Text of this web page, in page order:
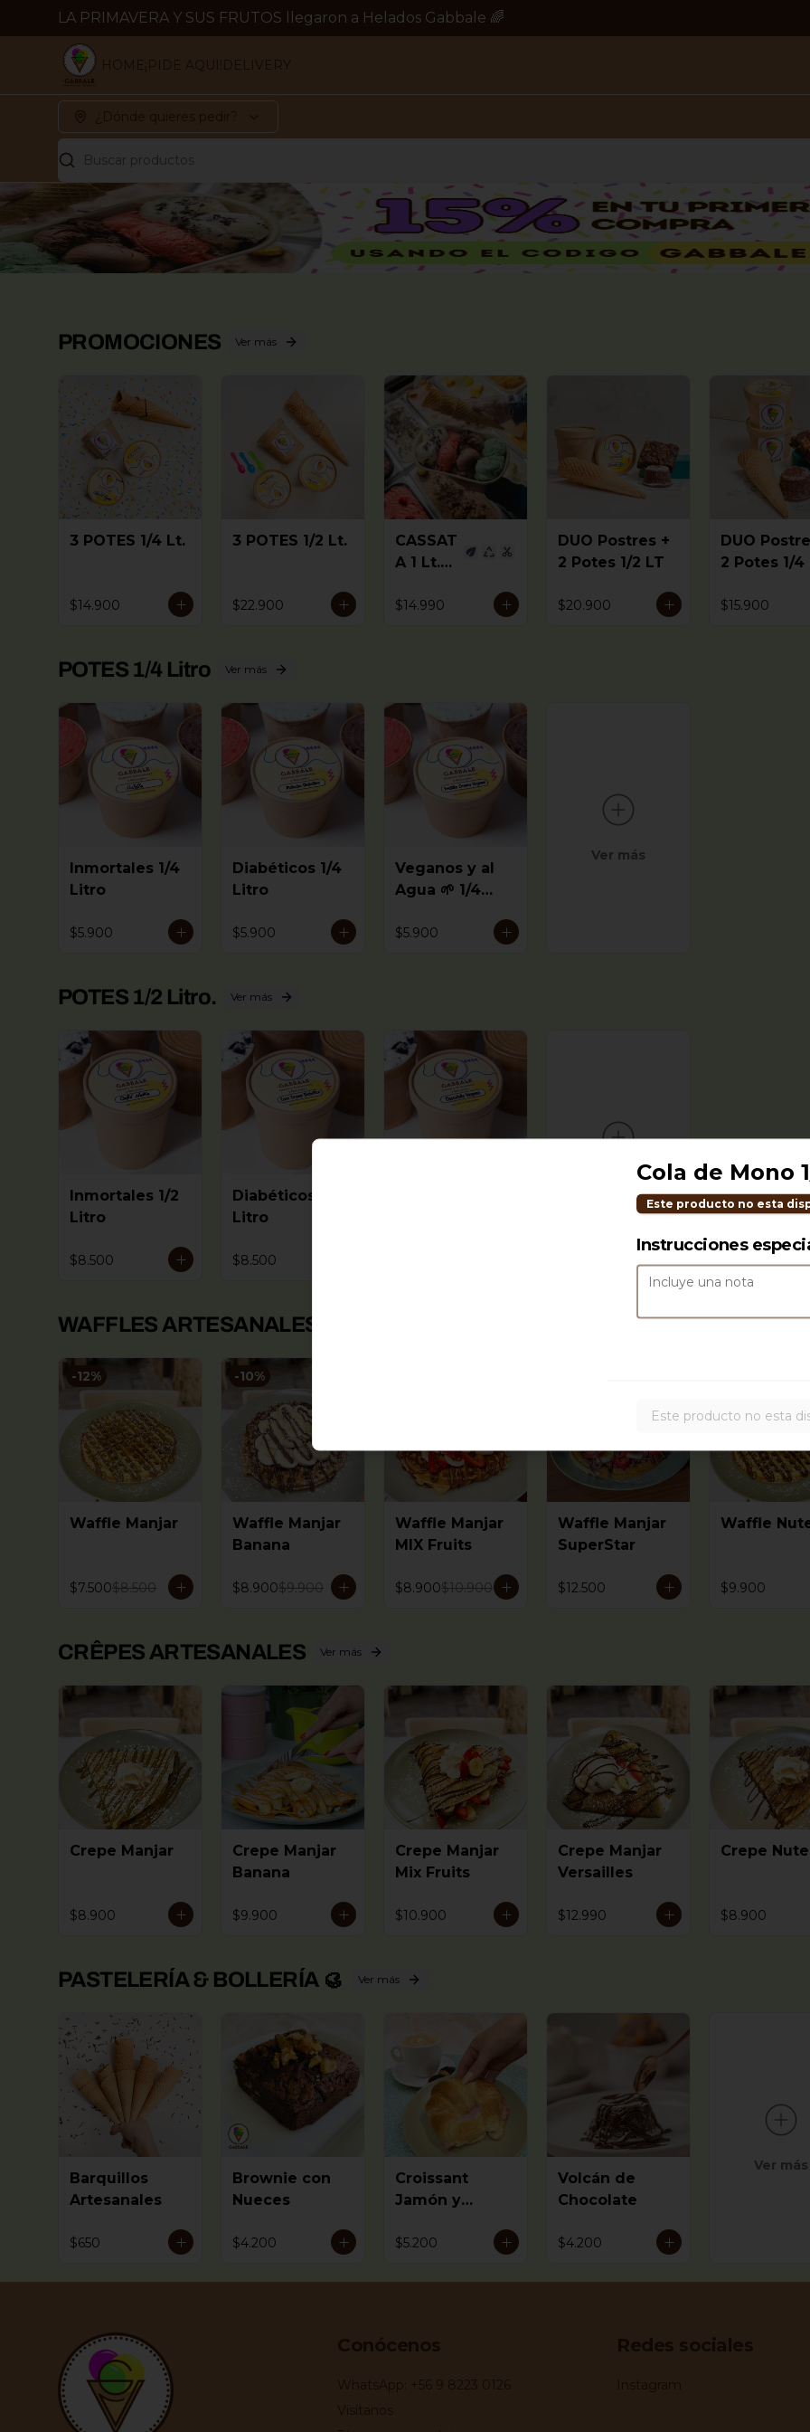
LA PRIMAVERA Y SUS FRUTOS llegaron a Helados Gabbale 🌈
Buscar productos
PROMOCIONES Ver más
3 POTES 1/4 Lt.
$14.900
3 POTES 1/2 Lt.
$22.900
CASSAT
A 1 Lt.
sabores
$14.990
DUO Postres +
2 Potes 1/2 LT
$20.900
DUO
2 Potes 1/4
$15.900
POTES 1/4 Litro Ver más
Inmortales 1/4
Litro
$5.900
Diabéticos 1/4
Litro
$5.900
Veganos y al
Agua 🌱 1/4
$5.900
Ver más
POTES 1/2 Litro. Ver más
Inmortales 1/2
Litro
$8.500
Diabéticos 1/2
Litro
$8.500
Ver más
WAFFLES ARTESANALES🧇
-12%
Waffle Manjar
$7.500$8.500
-10%
Waffle Manjar
Banana
$8.900$9.900
Waffle Manjar
MIX Fruits
$8.900$10.900
Waffle Manjar
SuperStar
$12.500
Waffle
$9.900
CRÊPES ARTESANALES Ver más
Crepe Manjar
$8.900
Crepe Manjar
Banana
$9.900
Crepe Manjar
Mix Fruits
$10.900
Crepe Manjar
Versailles
$12.990
Crepe
$8.900
PASTELERÍA & BOLLERÍA 🥮 Ver más
Barquillos
Artesanales
$650
Brownie con
Nueces
$4.200
Croissant
Jamón y
$5.200
Volcán de
Chocolate
$4.200
Ver más
Cola de Mono
Este producto no esta
Instrucciones
Este producto no esta